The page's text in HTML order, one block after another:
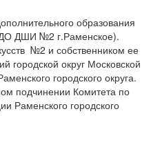
образования
ДШИ №2 г.Раменское).
№2 и собственником ее
городской округ Московской
городского округа.
подчинении Комитета по
Раменского городского